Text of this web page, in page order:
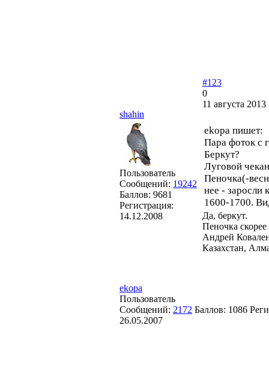
shahin
Пользователь
Сообщений: 19242
Баллов: 9681
Регистрация:
14.12.2008
#123
0
11 августа
ekopa пишет:
Пара фоток с
Беркут?
Луговой чекан
Пеночка(-
нее - заросли
1600-1700.
Да, беркут.
Пеночка
Андрей
Казахстан,
ekopa
Пользователь
Сообщений: 2172 Баллов: 1086
26.05.2007